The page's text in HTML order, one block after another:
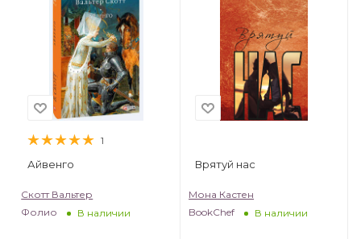
1
Айвенго
Скотт Вальтер
Фолио
В наличии
Врятуй нас
Мона Кастен
BookChef
В наличии